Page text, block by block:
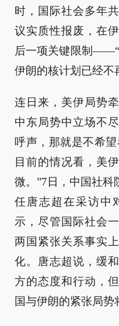
时，国际社会多年
议实质性报废，在
后一项关键限制——“
伊朗的核计划已经不
连日来，美伊局势
中东局势中立场不
呼声，那就是不希
目前的情况看，美
微。”7日，中国社科
任唐志超在采访中
示，尽管国际社会
两国紧张关系事实
化。唐志超说，缓
方的态度和行动，
国与伊朗的紧张局势